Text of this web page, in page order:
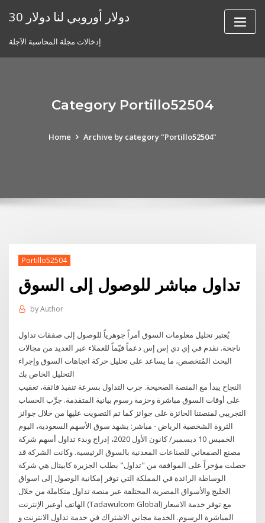
30 دولار أوروبي لنا دولار
إدخالات مجلة المحاسبة الآجلة
Category Portillo52504
Home Archive by category "Portillo52504"
Portillo52504
تداول مباشر للوصول إلى السوق
byAuthor
يُعتبر تحليل معلومات السوق أمراً جوهرياً للوصول إلى صفقات تداول
ناجحة. نقدم في إي دي إس إس دعماً قيّماً للعملاء عبر العديد من مجالات
البحث المُتخصص، ما يساعد على تحليل حركة اتجاهات السوق وإجراء
التحليل الخاص بك
النجاح يبدأ مع المنصة الصحيحة. جرب التداول بسرعة تنفيذ فائقة، تعقيب
على أوقات السوق مباشرة وحزمة رسوم بيانية المتقدمة. جرِّب الحساب
التجريبي لمنصتنا الحائزة على جوائز كما تم التصويت عليها من خلال جوائز
الثروة الشخصية الرياض - مباشر: يشهد سوق الأسهم السعودية، اليوم
الخميس 10 ديسمبر/ كانون الأول 2020، إدراج وبدء تداول أسهم شركة
مصنع الصمعاني للصناعات المعدنية بالسوق الرئيسية. وكانت الشركة قد
حصلت مؤخراً على الموافقة من "تداول" بطلب الجزيرة كابيتال هي شركة
الوساطة الرائدة في المملكة التي توفر إمكانية الوصول إلى اسواق
الخليج والأسواق المصرية المختلفة عبر منصة تداول متكاملة من خلال
الهاتف أوعبر الإنترنت (Tadawulcom Global) مع توفر خدمة الاسعار
المباشرة الرسوم. الخدمة مجاني الاشتراك في خدمة تداول الانترنت و